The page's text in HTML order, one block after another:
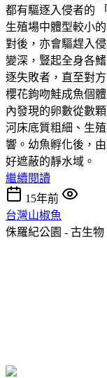
都有驅逐入侵者的
生殖場中體型較小
對後，亦會驅趕入
變深，豎起全身各
逐失敗者，直至對
櫻花鉤吻鮭成魚個
內發現的卵數從數
河床底質粗細、生
響。幼魚孵化後，
好遮蔽的靜水域。
繼續閱讀
15年前
台灣山椒魚
侏羅紀公園 - 古生物